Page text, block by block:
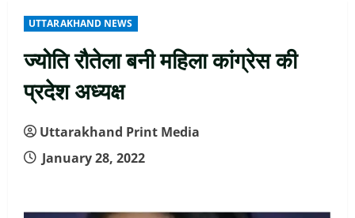
UTTARAKHAND NEWS
ज्योति रौतेला बनी महिला कांग्रेस की
प्रदेश अध्यक्ष
Uttarakhand Print Media
January 28, 2022